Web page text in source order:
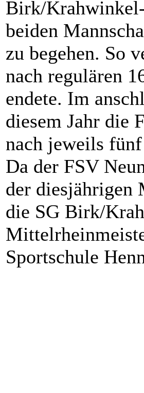
Birk/
beiden
zu begehen. So
nach regulären
endete. Im
diesem Jahr die
nach jeweils
Da der FSV
der diesjährigen
die SG Birk/
Sportschule